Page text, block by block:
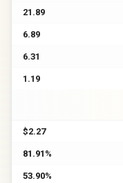
21.89
6.89
6.31
1.19
$2.27
81.91%
53.90%